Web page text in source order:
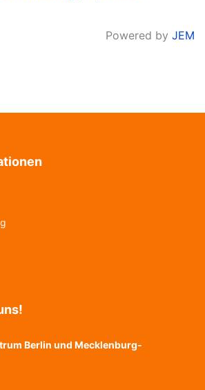
Powered by JEM
Berlin und Mecklenburg-